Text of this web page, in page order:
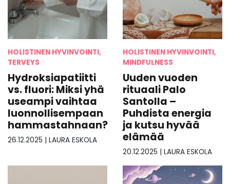
HOLISTINEN HYVINVOINTI,
TERVEYS
Hydroksiapatiitti
vs. fluori: Miksi yhä
useampi vaihtaa
luonnollisempaan
hammastahnaan?
26.12.2025 | LAURA ESKOLA
HOLISTINEN HYVINVOINTI,
MINDFULNESS
Uuden vuoden
rituaali Palo
Santolla –
Puhdista energia
ja kutsu hyvää
elämää
20.12.2025 | LAURA ESKOLA